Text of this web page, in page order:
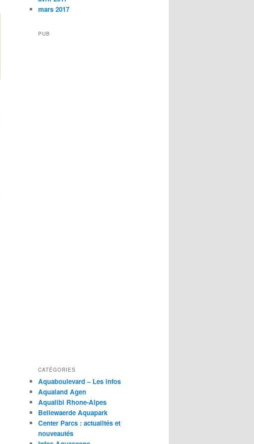
mars 2017
PUB
CATÉGORIES
Aquaboulevard – Les infos
Aqualand Agen
Aqualibi Rhone-Alpes
Bellewaerde Aquapark
Center Parcs : actualités et
nouveautés